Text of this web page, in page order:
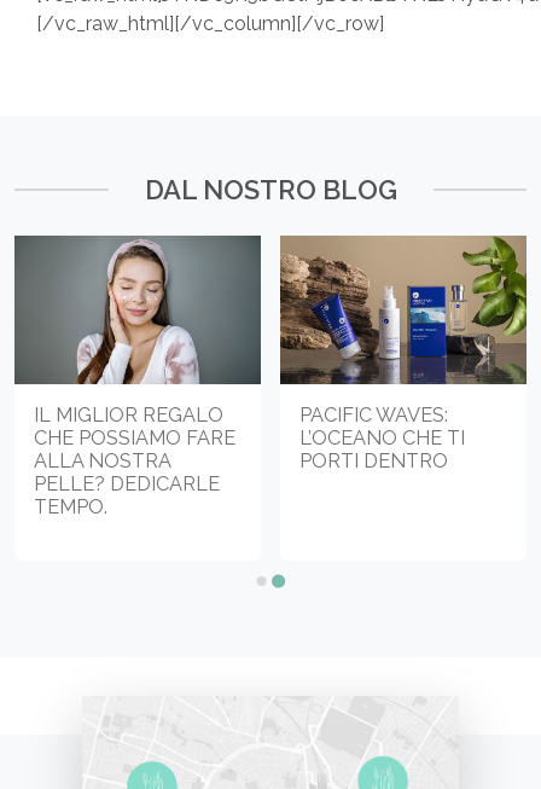
[/vc_raw_html][/vc_column][/vc_row]
DAL NOSTRO BLOG
IL MIGLIOR REGALO
CHE POSSIAMO FARE
ALLA NOSTRA
PELLE? DEDICARLE
TEMPO.
PACIFIC WAVES:
L’OCEANO CHE TI
PORTI DENTRO